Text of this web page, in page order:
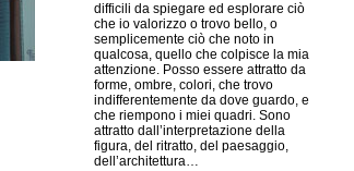
difficili da spiegare ed esplorare ciò
che io valorizzo o trovo bello, o
semplicemente ciò che noto in
qualcosa, quello che colpisce la mia
attenzione. Posso essere attratto da
forme, ombre, colori, che trovo
indifferentemente da dove guardo, e
che riempono i miei quadri. Sono
attratto dall’interpretazione della
figura, del ritratto, del paesaggio,
dell’architettura…